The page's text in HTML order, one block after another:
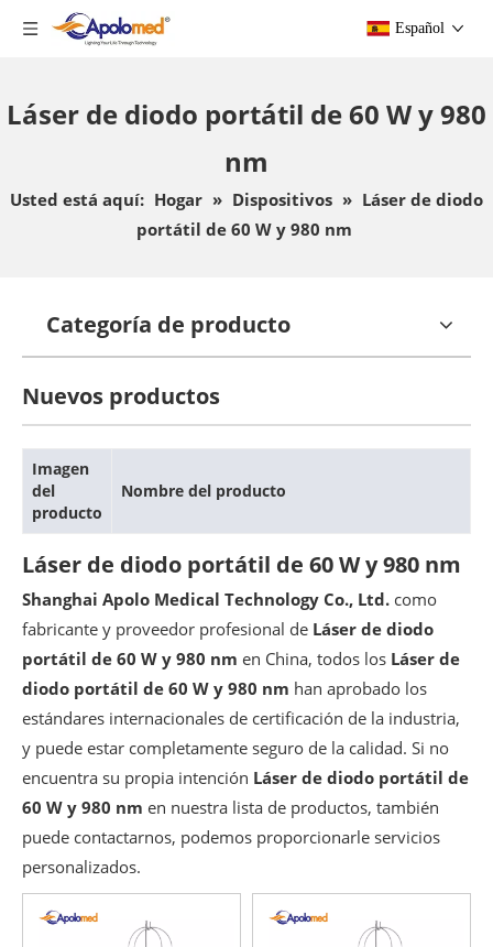
Español
Láser de diodo portátil de 60 W y 980
nm
Usted está aquí: Hogar » Dispositivos » Láser de diodo
portátil de 60 W y 980 nm
Categoría de producto
Nuevos productos
Imagen
del
producto
Nombre del producto
Láser de diodo portátil de 60 W y 980 nm
Shanghai Apolo Medical Technology Co., Ltd. como
fabricante y proveedor profesional de Láser de diodo
portátil de 60 W y 980 nm en China, todos los Láser de
diodo portátil de 60 W y 980 nm han aprobado los
estándares internacionales de certificación de la industria,
y puede estar completamente seguro de la calidad. Si no
encuentra su propia intención Láser de diodo portátil de
60 W y 980 nm en nuestra lista de productos, también
puede contactarnos, podemos proporcionarle servicios
personalizados.